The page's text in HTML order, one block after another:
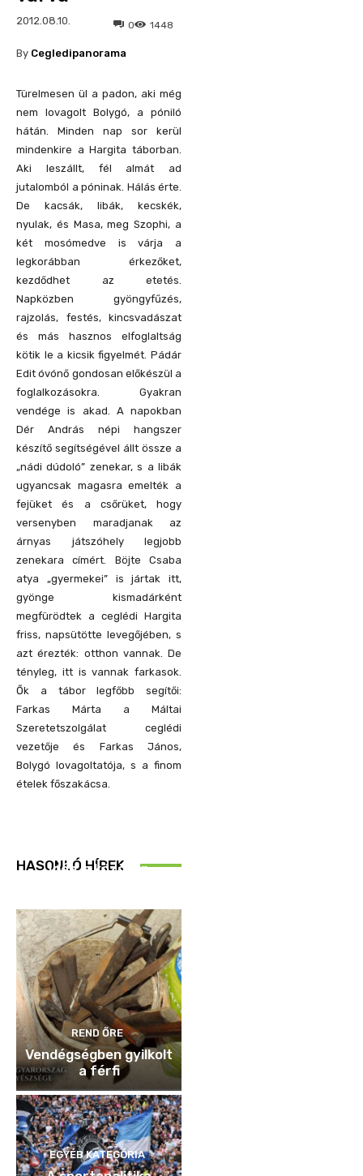
2012.08.10. 1448
0
By Cegledipanorama
Türelmesen ül a padon, aki még
nem lovagolt Bolygó, a póniló
hátán. Minden nap sor kerül
mindenkire a Hargita táborban.
Aki leszállt, fél almát ad
jutalomból a póninak. Hálás érte.
De kacsák, libák, kecskék,
nyulak, és Masa, meg Szophi, a
két mosómedve is várja a
legkorábban érkezőket,
kezdődhet az etetés.
Napközben gyöngyfűzés,
rajzolás, festés, kincsvadászat
és más hasznos elfoglaltság
kötik le a kicsik figyelmét. Pádár
Edit óvónő gondosan előkészül a
foglalkozásokra. Gyakran
vendége is akad. A napokban
Dér András népi hangszer
készítő segítségével állt össze a
„nádi dúdoló” zenekar, s a libák
ugyancsak magasra emelték a
fejüket és a csőrüket, hogy
versenyben maradjanak az
árnyas játszóhely legjobb
zenekara címért. Böjte Csaba
atya „gyermekei” is jártak itt,
gyönge kismadárként
megfürödtek a ceglédi Hargita
friss, napsütötte levegőjében, s
azt érezték: otthon vannak. De
tényleg, itt is vannak farkasok.
Ők a tábor legfőbb segítői:
Farkas Márta a Máltai
Szeretetszolgálat ceglédi
vezetője és Farkas János,
Bolygó lovagoltatója, s a finom
ételek főszakácsa.
HASONLÓ HÍREK
Idén is közösen
REND ŐRE
Vendégségben gyilkolt
a férfi
EGYÉB KATEGÓRIA